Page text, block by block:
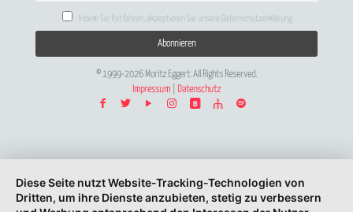
Indem Sie fortfahren, akzeptieren Sie unsere Datenschutzerklärung.
© 1999-2026 Moritz Eggert. All Rights Reserved.
Impressum
Datenschutz
Diese Seite nutzt Website-Tracking-Technologien von
Dritten, um ihre Dienste anzubieten, stetig zu verbessern